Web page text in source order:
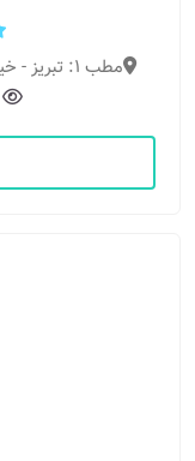
مطب 1: تبریز - خیابان ارتش جنوبی ساختمان قائم طبقه 3